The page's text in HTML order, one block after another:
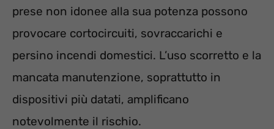
prese non idonee alla sua potenza possono
provocare cortocircuiti, sovraccarichi e
persino incendi domestici. L’uso scorretto e la
mancata manutenzione, soprattutto in
dispositivi più datati, amplificano
notevolmente il rischio.